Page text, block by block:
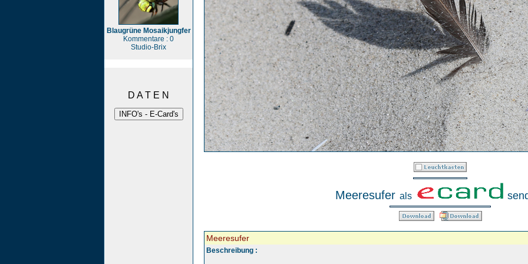
Blaugrüne Mosaikjungfer
Kommentare : 0
Studio-Brix
D A T E N
Meeresufer als
Meeresufer
Beschreibung :